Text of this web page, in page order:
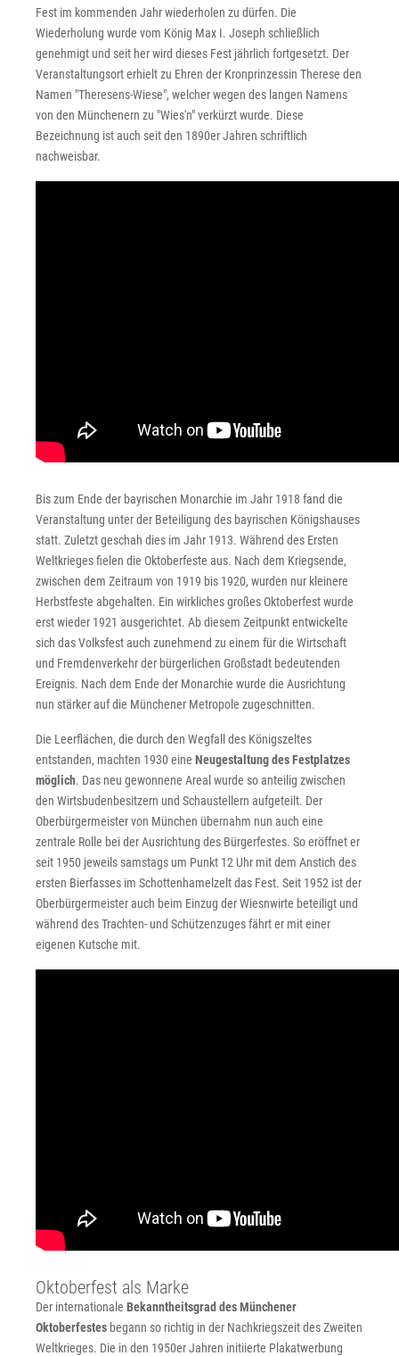
Fest im kommenden Jahr wiederholen zu dürfen. Die
Wiederholung wurde vom König Max I. Joseph schließlich
genehmigt und seit her wird dieses Fest jährlich fortgesetzt. Der
Veranstaltungsort erhielt zu Ehren der Kronprinzessin Therese den
Namen "Theresens-Wiese", welcher wegen des langen Namens
von den Münchenern zu "Wies'n" verkürzt wurde. Diese
Bezeichnung ist auch seit den 1890er Jahren schriftlich
nachweisbar.
Bis zum Ende der bayrischen Monarchie im Jahr 1918 fand die
Veranstaltung unter der Beteiligung des bayrischen Königshauses
statt. Zuletzt geschah dies im Jahr 1913. Während des Ersten
Weltkrieges fielen die Oktoberfeste aus. Nach dem Kriegsende,
zwischen dem Zeitraum von 1919 bis 1920, wurden nur kleinere
Herbstfeste abgehalten. Ein wirkliches großes Oktoberfest wurde
erst wieder 1921 ausgerichtet. Ab diesem Zeitpunkt entwickelte
sich das Volksfest auch zunehmend zu einem für die Wirtschaft
und Fremdenverkehr der bürgerlichen Großstadt bedeutenden
Ereignis. Nach dem Ende der Monarchie wurde die Ausrichtung
nun stärker auf die Münchener Metropole zugeschnitten.
Die Leerflächen, die durch den Wegfall des Königszeltes
entstanden, machten 1930 eine Neugestaltung des Festplatzes
möglich. Das neu gewonnene Areal wurde so anteilig zwischen
den Wirtsbudenbesitzern und Schaustellern aufgeteilt. Der
Oberbürgermeister von München übernahm nun auch eine
zentrale Rolle bei der Ausrichtung des Bürgerfestes. So eröffnet er
seit 1950 jeweils samstags um Punkt 12 Uhr mit dem Anstich des
ersten Bierfasses im Schottenhamelzelt das Fest. Seit 1952 ist der
Oberbürgermeister auch beim Einzug der Wiesnwirte beteiligt und
während des Trachten- und Schützenzuges fährt er mit einer
eigenen Kutsche mit.
Oktoberfest als Marke
Der internationale Bekanntheitsgrad des Münchener
Oktoberfestes begann so richtig in der Nachkriegszeit des Zweiten
Weltkrieges. Die in den 1950er Jahren initiierte Plakatwerbung